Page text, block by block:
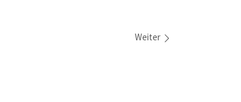
Weiter